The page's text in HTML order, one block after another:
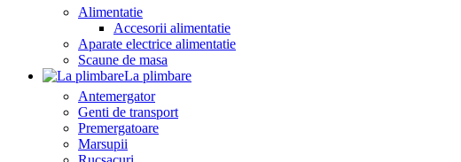
Alimentatie
Accesorii alimentatie
Aparate electrice alimentatie
Scaune de masa
La plimbare
Antemergator
Genti de transport
Premergatoare
Marsupii